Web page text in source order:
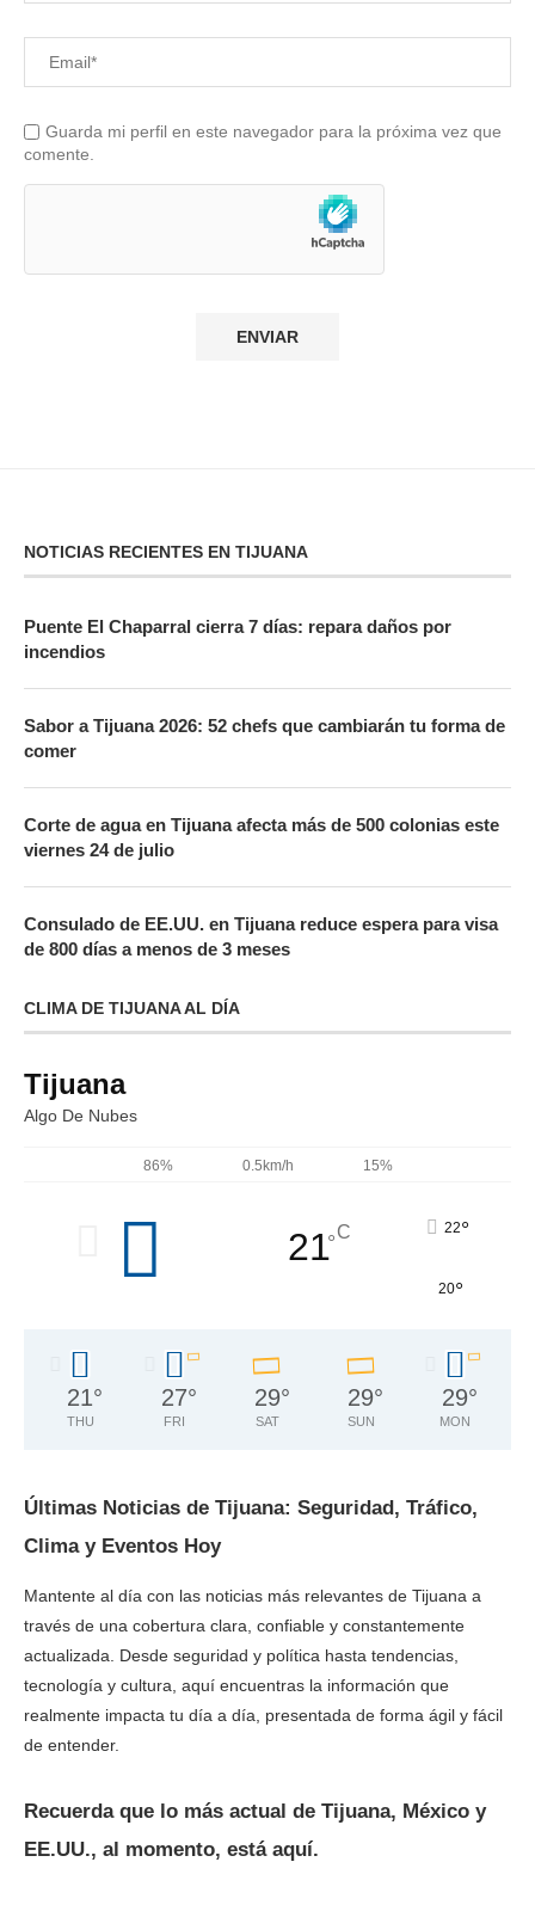
Guarda mi perfil en este navegador para la próxima vez que
comente.
NOTICIAS RECIENTES EN TIJUANA
Puente El Chaparral cierra 7 días: repara daños por
incendios
Sabor a Tijuana 2026: 52 chefs que cambiarán tu forma de
comer
Corte de agua en Tijuana afecta más de 500 colonias este
viernes 24 de julio
Consulado de EE.UU. en Tijuana reduce espera para visa
de 800 días a menos de 3 meses
CLIMA DE TIJUANA AL DÍA
Tijuana
Algo De Nubes
86% 0.5km/h 15%
21°C 22°
20°
21°
THU
27°
FRI
29°
SAT
29°
SUN
29°
MON
Últimas Noticias de Tijuana: Seguridad, Tráfico,
Clima y Eventos Hoy
Mantente al día con las noticias más relevantes de Tijuana a
través de una cobertura clara, confiable y constantemente
actualizada. Desde seguridad y política hasta tendencias,
tecnología y cultura, aquí encuentras la información que
realmente impacta tu día a día, presentada de forma ágil y fácil
de entender.
Recuerda que lo más actual de Tijuana, México y
EE.UU., al momento, está aquí.